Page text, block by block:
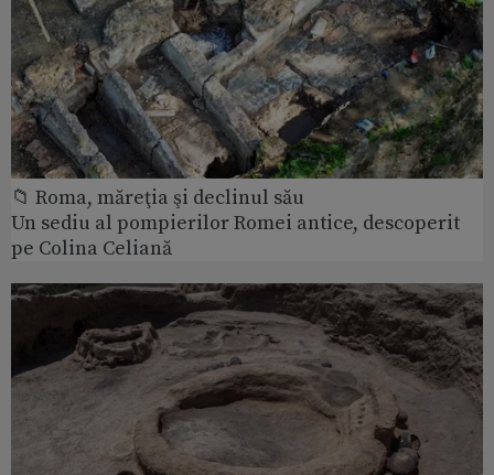
📁 Roma, măreţia şi declinul său
Un sediu al pompierilor Romei antice, descoperit
pe Colina Celiană